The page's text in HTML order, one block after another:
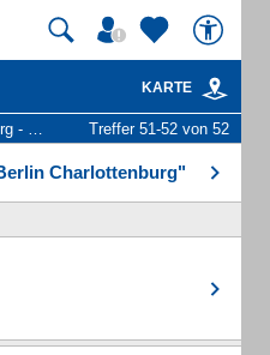
KARTE
Treffer 51-52 von 52
Charlottenburg"